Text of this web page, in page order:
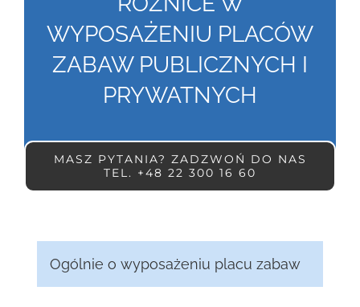
WYPOSAŻENIU PLACÓW
ZABAW PUBLICZNYCH I
PRYWATNYCH
MASZ PYTANIA? ZADZWOŃ DO NAS
TEL. +48 22 300 16 60
Ogólnie o wyposażeniu placu zabaw